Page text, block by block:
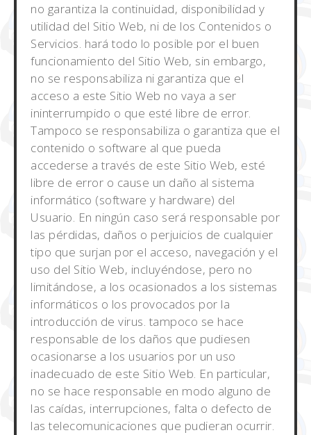
no garantiza la continuidad, disponibilidad y
utilidad del Sitio Web, ni de los Contenidos o
Servicios. hará todo lo posible por el buen
funcionamiento del Sitio Web, sin embargo,
no se responsabiliza ni garantiza que el
acceso a este Sitio Web no vaya a ser
ininterrumpido o que esté libre de error.
Tampoco se responsabiliza o garantiza que el
contenido o software al que pueda
accederse a través de este Sitio Web, esté
libre de error o cause un daño al sistema
informático (software y hardware) del
Usuario. En ningún caso será responsable por
las pérdidas, daños o perjuicios de cualquier
tipo que surjan por el acceso, navegación y el
uso del Sitio Web, incluyéndose, pero no
limitándose, a los ocasionados a los sistemas
informáticos o los provocados por la
introducción de virus. tampoco se hace
responsable de los daños que pudiesen
ocasionarse a los usuarios por un uso
inadecuado de este Sitio Web. En particular,
no se hace responsable en modo alguno de
las caídas, interrupciones, falta o defecto de
las telecomunicaciones que pudieran ocurrir.